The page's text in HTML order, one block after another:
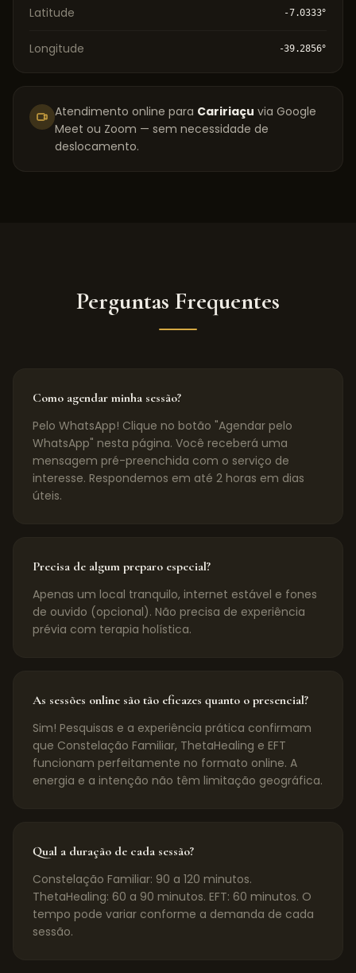
Latitude -7.0333°
Longitude -39.2856°
Atendimento online para Caririaçu via Google
Meet ou Zoom — sem necessidade de
deslocamento.
Perguntas Frequentes
Como agendar minha sessão?
Pelo WhatsApp! Clique no botão "Agendar pelo
WhatsApp" nesta página. Você receberá uma
mensagem pré-preenchida com o serviço de
interesse. Respondemos em até 2 horas em dias
úteis.
Precisa de algum preparo especial?
Apenas um local tranquilo, internet estável e fones
de ouvido (opcional). Não precisa de experiência
prévia com terapia holística.
As sessões online são tão eficazes quanto o presencial?
Sim! Pesquisas e a experiência prática confirmam
que Constelação Familiar, ThetaHealing e EFT
funcionam perfeitamente no formato online. A
energia e a intenção não têm limitação geográfica.
Qual a duração de cada sessão?
Constelação Familiar: 90 a 120 minutos.
ThetaHealing: 60 a 90 minutos. EFT: 60 minutos. O
tempo pode variar conforme a demanda de cada
sessão.